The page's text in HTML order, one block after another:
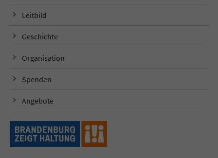
Leitbild
Geschichte
Organisation
Spenden
Angebote